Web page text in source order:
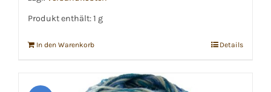
Produkt enthält: 1 g
In den Warenkorb Details